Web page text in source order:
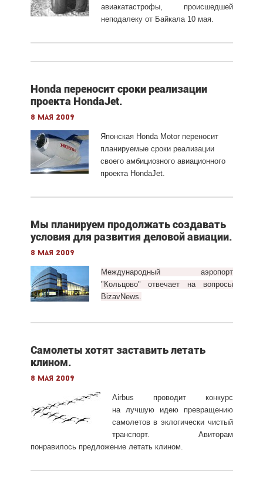
авиакатастрофы, происшедшей
неподалеку от Байкала 10 мая.
Honda переносит сроки реализации
проекта HondaJet.
8 мая 2009
Японская Honda Motor переносит
планируемые сроки реализации
своего амбициозного авиационного
проекта HondaJet.
Мы планируем продолжать создавать
условия для развития деловой авиации.
8 мая 2009
Международный аэропорт
"Кольцово" отвечает на вопросы
BizavNews.
Самолеты хотят заставить летать
клином.
8 мая 2009
Airbus проводит конкурс
на лучшую идею превращению
самолетов в эклогически чистый
транспорт. Авиторам
понравилось предложение летать клином.